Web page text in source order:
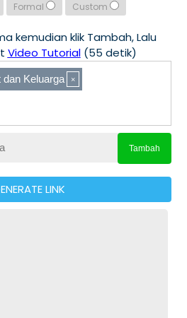
Formal Custom
kemudian klik Tambah, Lalu
Video Tutorial(55 detik)
dan Keluarga
Tambah
LINK